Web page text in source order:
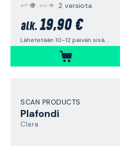
2 versiota
alk. 19,90 €
Lähetetään 10-12 päivän sisällä
SCAN PRODUCTS
Plafondi
Clara